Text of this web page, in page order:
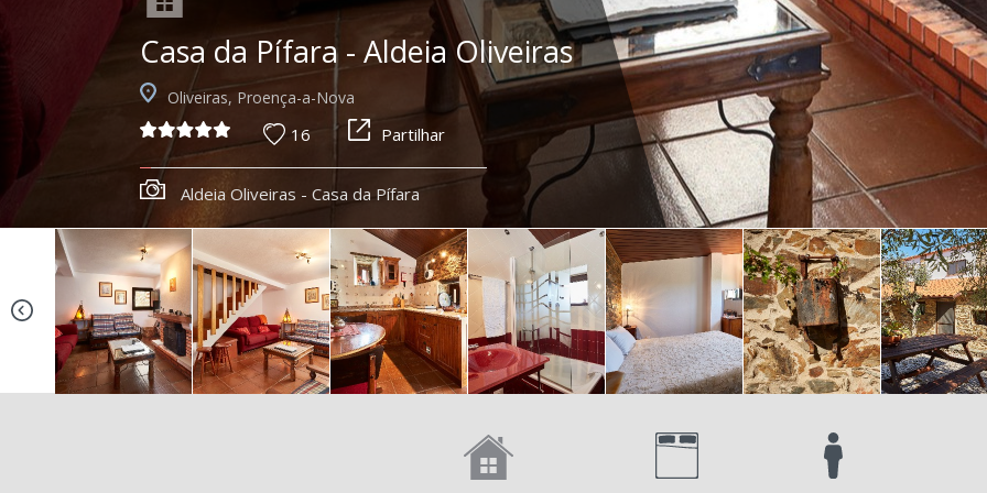
Casa da Pífara - Aldeia Oliveiras
Oliveiras, Proença-a-Nova
16 Partilhar
Aldeia Oliveiras - Casa da Pífara